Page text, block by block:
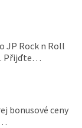
JP Rock n Roll
Přijďte…
bonusové ceny